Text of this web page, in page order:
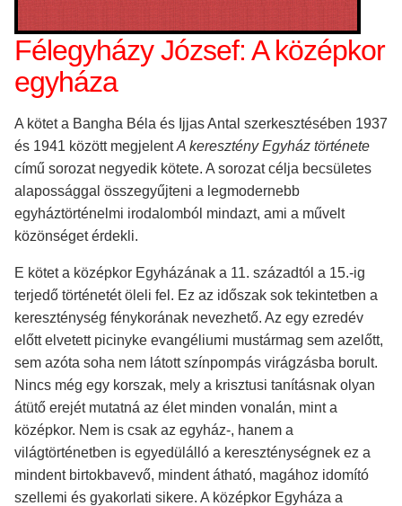
Félegyházy József: A középkor
egyháza
A kötet a Bangha Béla és Ijjas Antal szerkesztésében 1937
és 1941 között megjelentA keresztény Egyház története
című sorozat negyedik kötete. A sorozat célja becsületes
alapossággal összegyűjteni a legmodernebb
egyháztörténelmi irodalomból mindazt, ami a művelt
közönséget érdekli.
E kötet a középkor Egyházának a 11. századtól a 15.-ig
terjedő történetét öleli fel. Ez az időszak sok tekintetben a
kereszténység fénykorának nevezhető. Az egy ezredév
előtt elvetett picinyke evangéliumi mustármag sem azelőtt,
sem azóta soha nem látott színpompás virágzásba borult.
Nincs még egy korszak, mely a krisztusi tanításnak olyan
átütő erejét mutatná az élet minden vonalán, mint a
középkor. Nem is csak az egyház-, hanem a
világtörténetben is egyedülálló a kereszténységnek ez a
mindent birtokbavevő, mindent átható, magához idomító
szellemi és gyakorlati sikere. A középkor Egyháza a